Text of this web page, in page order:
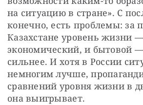
на ситуацию в стране». С
конечно, есть проблемы: за
Казахстане уровень жизни
экономический, и бытовой
сильнее. И хотя в России
немногим лучше,
сравнений уровня жизни в
она выигрывает.